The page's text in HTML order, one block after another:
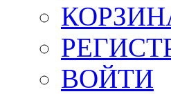
ВОЙТИ